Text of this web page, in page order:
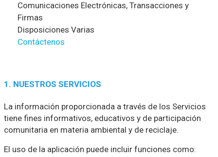
Comunicaciones Electrónicas, Transacciones y
Firmas
Disposiciones Varias
Contáctenos
1. NUESTROS SERVICIOS
La información proporcionada a través de los Servicios
tiene fines informativos, educativos y de participación
comunitaria en materia ambiental y de reciclaje.
El uso de la aplicación puede incluir funciones como: